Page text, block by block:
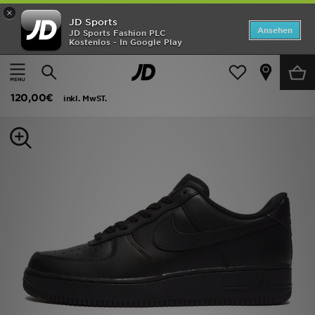
×
JD Sports
JD Sports Fashion PLC
Kostenlos - In Google Play
Ansehen
Startseite
Herren Herrenschuhe Sneakers
Nike Air Force 1 Low Herren
120,00€
inkl. MwST.
Startseite
ANGEBOTE
Herren
Bestsellers
JD Exklusives